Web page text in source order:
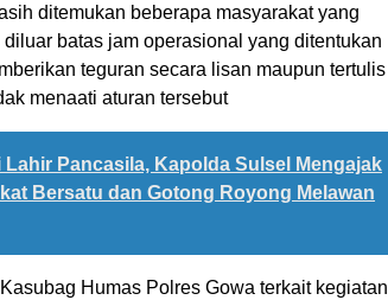
ditemukan beberapa masyarakat yang
batas jam operasional yang ditentukan
teguran secara lisan maupun tertulis
menaati aturan tersebut
Lahir Pancasila, Kapolda Sulsel Mengajak
Bersatu dan Gotong Royong Melawan
Humas Polres Gowa terkait kegiatan